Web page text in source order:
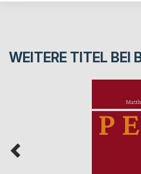
WEITERE TITEL BEI